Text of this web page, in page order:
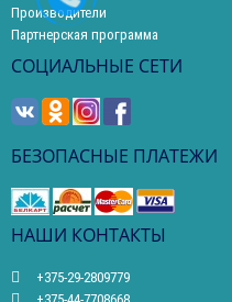
Производители
Партнерская программа
СОЦИАЛЬНЫЕ СЕТИ
БЕЗОПАСНЫЕ ПЛАТЕЖИ
НАШИ КОНТАКТЫ
+375-29-2809779